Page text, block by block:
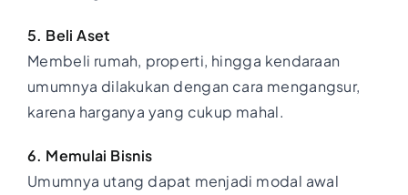
5. Beli Aset
Membeli rumah, properti, hingga kendaraan
umumnya dilakukan dengan cara mengangsur,
karena harganya yang cukup mahal.
6. Memulai Bisnis
Umumnya utang dapat menjadi modal awal